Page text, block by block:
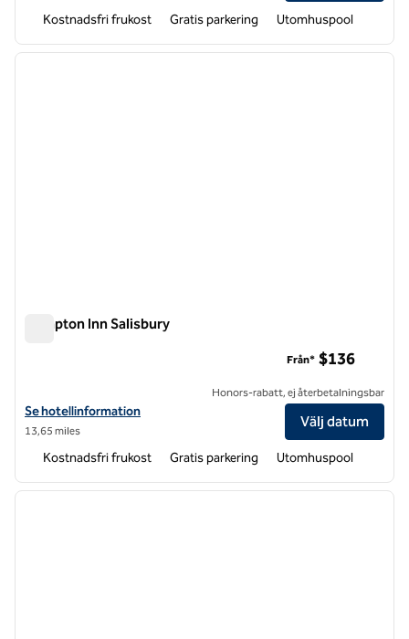
Kostnadsfri frukost Gratis parkering Utomhuspool
1 av 12
nästa
Hampton Inn Salisbury
Visa hotelldetaljer för Hampton Inn Salisbury
Se hotellinformation
13,65 miles
Från* $136
Honors-rabatt, ej återbetalningsbar
Välj datum
Kostnadsfri frukost Gratis parkering Utomhuspool
1 av 12
nästa